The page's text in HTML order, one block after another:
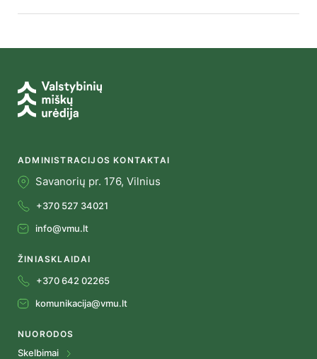
ADMINISTRACIJOS KONTAKTAI
Savanorių pr. 176, Vilnius
+370 527 34021
info@vmu.lt
ŽINIASKLAIDAI
+370 642 02265
komunikacija@vmu.lt
NUORODOS
Skelbimai